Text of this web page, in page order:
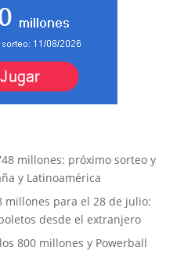
millones: próximo sorteo y
y Latinoamérica
millones para el 28 de julio:
desde el extranjero
800 millones y Powerball